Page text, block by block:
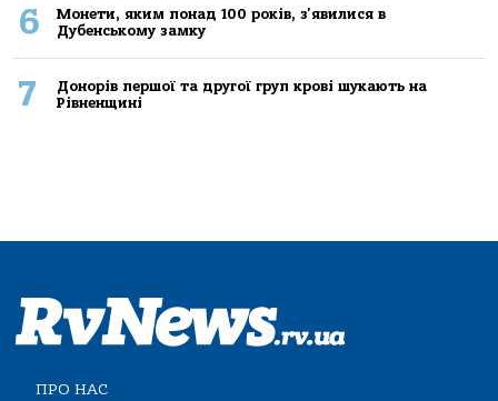
6
Монети, яким понад 100 років, з'явилися в
Дубенському замку
7
Донорів першої та другої груп крові шукають на
Рівненщині
ПРО НАС